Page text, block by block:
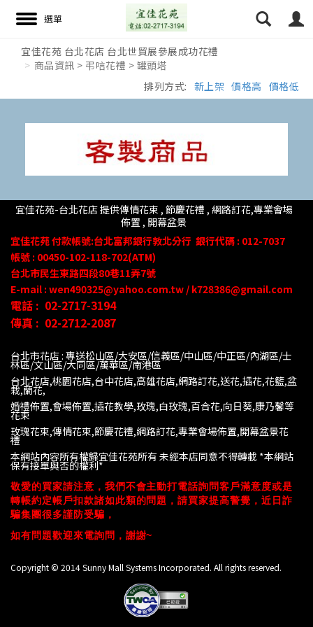
搜尋
宜佳花苑 台北花店 台北世貿展參展成功花禮
商品資訊 > 弔唁花禮 > 罐頭塔
價格低
價格高
新上架
排列方式:
宜佳花苑-台北花店 提供傳情花束 , 節慶花禮 , 網路訂花,專業會場
佈置 , 開幕盆景
宜佳花苑付款帳號:台北富邦銀行敦北分行 銀行代碼 : 012-7037
帳號 : 00450-102-118-702(ATM)
台北市民生東路四段80巷11弄7號
E-mail : wen490325@yahoo.com.tw / k728386@gmail.com
電話 : 02-2717-3194
傳真 : 02-2712-2087
台北市花店 : 專送松山區/大安區/信義區/中山區/中正區/內湖區/士
林區/文山區/大同區/萬華區/南港區
台北花店,桃園花店,台中花店,高雄花店,網路訂花,送花,插花,花籃,盆
栽,蘭花,
婚禮佈置,會場佈置,插花教學,玫瑰,白玫瑰,百合花,向日葵,康乃馨等
花束
玫瑰花束,傳情花束,節慶花禮,網路訂花,專業會場佈置,開幕盆景花
禮
本網站內容所有權歸宜佳花苑所有 未經本店同意不得轉載 *本網站
保有接單與否的權利*
敬愛的買家請注意，我們不會主動打電話詢問客戶滿意度或是
轉帳約定帳戶扣款諸如此類的問題，請買家提高警覺，近日詐
騙集團很多謹防受騙，
如有問題歡迎來電詢問，謝謝~
Copyright © 2014 Sunny Mall Systems Incorporated. All rights reserved.